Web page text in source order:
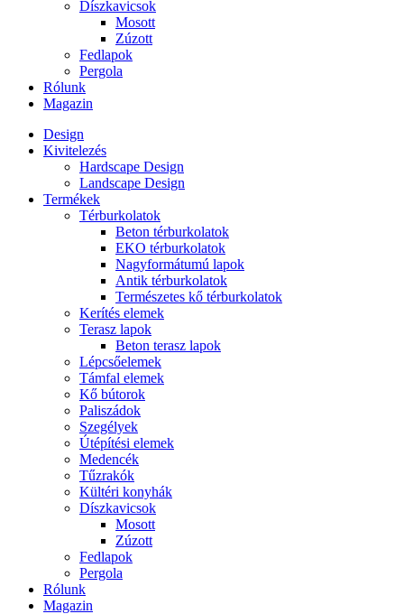
Díszkavicsok
Mosott
Zúzott
Fedlapok
Pergola
Rólunk
Magazin
Design
Kivitelezés
Hardscape Design
Landscape Design
Termékek
Térburkolatok
Beton térburkolatok
EKO térburkolatok
Nagyformátumú lapok
Antik térburkolatok
Természetes kő térburkolatok
Kerítés elemek
Terasz lapok
Beton terasz lapok
Lépcsőelemek
Támfal elemek
Kő bútorok
Paliszádok
Szegélyek
Útépítési elemek
Medencék
Tűzrakók
Kültéri konyhák
Díszkavicsok
Mosott
Zúzott
Fedlapok
Pergola
Rólunk
Magazin